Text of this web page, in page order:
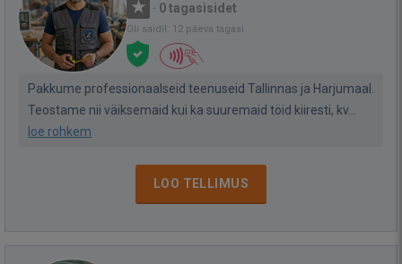
· 0 tagasisidet
Oli saidil: 12 päeva tagasi
Pakkume professionaalseid teenuseid Tallinnas ja Harjumaal.
Teostame nii väiksemaid kui ka suuremaid töid kiiresti, kv...
loe rohkem
LOO TELLIMUS